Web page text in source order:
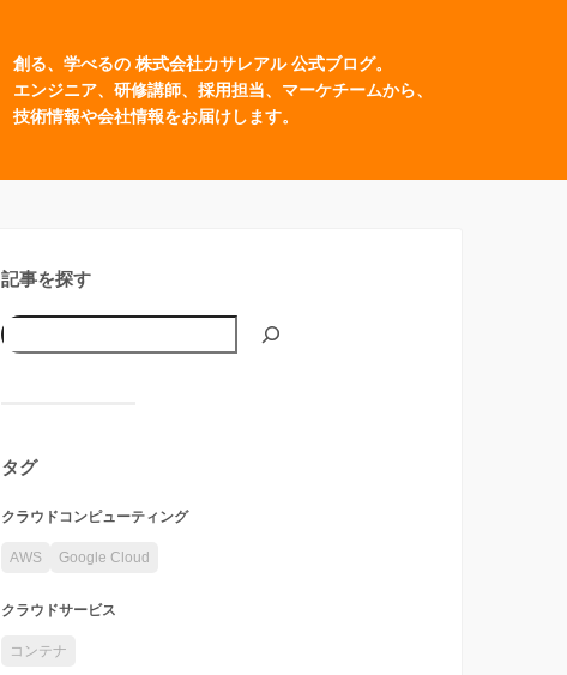
創る、学べるの 株式会社カサレアル 公式ブログ。
エンジニア、研修講師、採用担当、マーケチームから、
技術情報や会社情報をお届けします。
記事を探す
タグ
クラウドコンピューティング
AWS Google Cloud
クラウドサービス
コンテナ